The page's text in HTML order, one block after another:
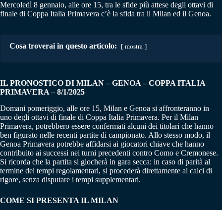
Mercoledì 8 gennaio, alle ore 15, tra le sfide più attese degli ottavi di
finale di Coppa Italia Primavera c’è la sfida tra il Milan ed il Genoa.
Cosa troverai in questo articolo: mostra
IL PRONOSTICO DI MILAN – GENOA–COPPA ITALIA
PRIMAVERA – 8/1/2025
Domani pomeriggio, alle ore 15, Milan e Genoa si affronteranno in
uno degli ottavi di finale di Coppa Italia Primavera. Per il Milan
Primavera, potrebbero essere confermati alcuni dei titolari che hanno
ben figurato nelle recenti partite di campionato. Allo stesso modo, il
Genoa Primavera potrebbe affidarsi ai giocatori chiave che hanno
contribuito ai successi nei turni precedenti contro Como e Cremonese.
Si ricorda che la partita si giocherà in gara secca: in caso di parità al
termine dei tempi regolamentari, si procederà direttamente ai calci di
rigore, senza disputare i tempi supplementari.
COME SI PRESENTA IL MILAN